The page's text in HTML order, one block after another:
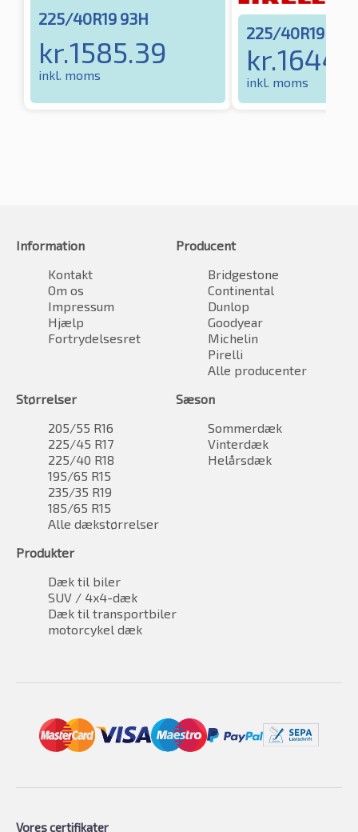
225/40R19 93H
kr.1585.39
inkl. moms
225/40R19 93H
kr.
inkl. moms
Information
Kontakt
Om os
Impressum
Hjælp
Fortrydelsesret
Producent
Bridgestone
Continental
Dunlop
Goodyear
Michelin
Pirelli
Alle producenter
Størrelser
205/55 R16
225/45 R17
225/40 R18
195/65 R15
235/35 R19
185/65 R15
Alle dækstørrelser
Sæson
Sommerdæk
Vinterdæk
Helårsdæk
Produkter
Dæk til biler
SUV / 4x4-dæk
Dæk til transportbiler
motorcykel dæk
Vores certifikater